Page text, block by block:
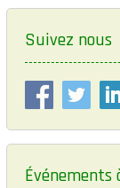
t
e
o
s
t
Suivez nous
Événements